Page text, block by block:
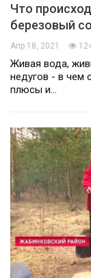
Что
березовый
Апр 18, 2021
Живая вода,
недугов - в чем
плюсы и…